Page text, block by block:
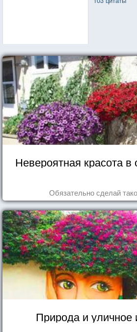
Невероятная красота
Обязательно сделай
Природа и уличное